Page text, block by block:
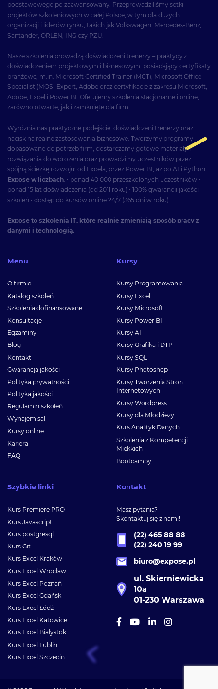
podstawowego po zaawansowany. Przeprowadziliśmy setki
projektów szkoleniowych w całej Polsce, w tym dla dużych
organizacji i liderów rynku, takich jak Volkswagen, Mercedes-Benz,
Santander, ORLEN, ING czy PZU.
Nasze szkolenia prowadzą doświadczeni trenerzy – praktycy z
doświadczeniem projektowym i biznesowym, posiadający certyfikaty
branżowe, m.in. Microsoft Certified Trainer (MCT), Microsoft Office
Specialist (MOS) Expert, Adobe oraz certyfikacje z zakresu Microsoft,
Adobe, Excel i Power BI. Oferujemy szkolenia stacjonarne i online,
zarówno otwarte, jak i zamknięte dla firm.
Wyróżnia nas praktyczne podejście, doświadczeni trenerzy oraz
nacisk na realne zastosowania biznesowe. Tworzymy programy
dopasowane do potrzeb firm, dostarczamy gotowe materiały i
rozwiązania do wdrożenia oraz prowadzimy uczestników przez
spójną ścieżkę rozwoju: od Excela, przez Power BI, aż po AI i Python.
Expose w liczbach: • ponad 40 000 przeszkolonych uczestników •
ponad 15 lat doświadczenia (od 2011 roku) • 100% gwarancji jakości
szkoleń • dostęp do kursów online 24/7 (365 dni w roku)
Expose to szkolenia IT, które realnie zmieniają sposób pracy z
danymi i technologią.
Menu
O firmie
Katalog szkoleń
Szkolenia dofinansowane
Konsultacje
Egzaminy
Blog
Kontakt
Gwarancja jakości
Polityka prywatności
Polityka jakości
Regulamin szkoleń
Wynajem sal
Kursy online
Kariera
FAQ
Kursy
Kursy Programowania
Kursy Excel
Kursy Microsoft
Kursy Power BI
Kursy AI
Kursy Grafika i DTP
Kursy SQL
Kursy Photoshop
Kursy Tworzenia Stron
Internetowych
Kursy Wordpress
Kursy dla Młodzieży
Kurs Analityk Danych
Szkolenia z Kompetencji
Miękkich
Bootcampy
Szybkie linki
Kurs Premiere PRO
Kurs Javascript
Kurs postgresql
Kurs Git
Kurs Excel Kraków
Kurs Excel Wrocław
Kurs Excel Poznań
Kurs Excel Gdańsk
Kurs Excel Łódź
Kurs Excel Katowice
Kurs Excel Białystok
Kurs Excel Lublin
Kurs Excel Szczecin
Kontakt
Masz pytania?
Skontaktuj się z nami!
(22) 465 88 88
(22) 240 19 99
biuro@expose.pl
ul. Skierniewicka
10a
01-230 Warszawa